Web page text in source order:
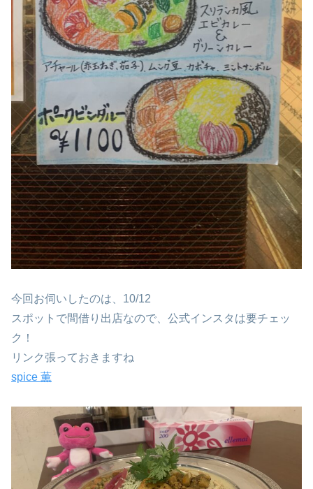
今回お伺いしたのは、10/12
スポットで間借り出店なので、公式インスタは要チェッ
ク！
リンク張っておきますね
spice 薫